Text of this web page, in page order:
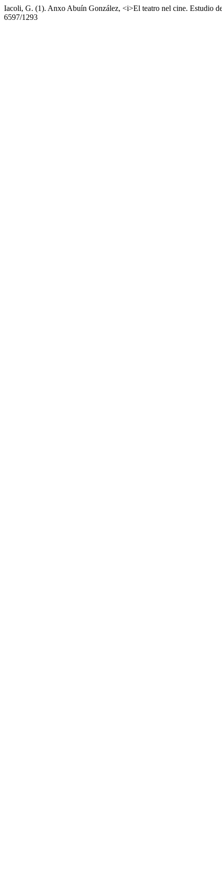
Iacoli, G. (1). Anxo Abuín González, <i>El teatro nel cine. Estudio
6597/1293